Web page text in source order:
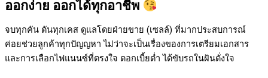
ออกง่าย ออกได้ทุกอาชีพ
จบทุกคัน ดันทุกเคส ดูแลโดยฝ่ายขาย (เซลล์) ที่มากประสบการณ์
ค่อยช่วยลูกค้าทุกปัญญหา ไม่ว่าจะเป็นเรื่องของการเตรียมเอกสาร
และการเลือกไฟแนนซ์ที่ตรงใจ ดอกเบี้ยต่ำ ได้ขับรถในฝันดั่งใจ